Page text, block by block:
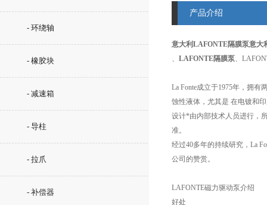
- 环绕轴
- 橡胶块
- 减速箱
- 导柱
- 拉爪
- 补偿器
产品介绍
意大利LAFONTE隔膜泵意大
、 LAFONTE隔膜泵、
La Fonte成立于1975年，拥
蚀性液体，尤其是 在电镀和
设计*由内部技术人员进行，
准。
经过40多年的持续研究，La
公司的赞赏。
LAFONTE磁力驱动泵介绍
好处